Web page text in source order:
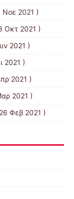
Νοε 2021 )
Οκτ 2021 )
2021 )
2021 )
2021 )
2021 )
Φεβ 2021 )